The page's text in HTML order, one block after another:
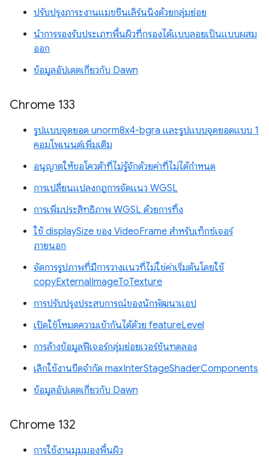
ปรับปรุงภาระงานแมชชีนเลิร์นนิงด้วยกลุ่มย่อย
นำการรองรับประเภทพื้นผิวที่กรองได้แบบลอยเป็นแบบผสม
ออก
ข้อมูลอัปเดตเกี่ยวกับ Dawn
Chrome 133
รูปแบบจุดยอด unorm8x4-bgra และรูปแบบจุดยอดแบบ 1
คอมโพเนนต์เพิ่มเติม
อนุญาตให้ขอโควต้าที่ไม่รู้จักด้วยค่าที่ไม่ได้กำหนด
การเปลี่ยนแปลงกฎการจัดแนว WGSL
การเพิ่มประสิทธิภาพ WGSL ด้วยการทิ้ง
ใช้ displaySize ของ VideoFrame สำหรับเท็กซ์เจอร์
ภายนอก
จัดการรูปภาพที่มีการวางแนวที่ไม่ใช่ค่าเริ่มต้นโดยใช้
copyExternalImageToTexture
การปรับปรุงประสบการณ์ของนักพัฒนาแอป
เปิดใช้โหมดความเข้ากันได้ด้วย featureLevel
การล้างข้อมูลฟีเจอร์กลุ่มย่อยเวอร์ชันทดลอง
เลิกใช้งานขีดจำกัด maxInterStageShaderComponents
ข้อมูลอัปเดตเกี่ยวกับ Dawn
Chrome 132
การใช้งานมุมมองพื้นผิว